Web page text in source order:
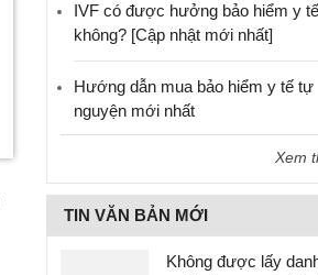
IVF có được hưởng bảo hiểm y tế
không? [Cập nhật mới nhất]
Hướng dẫn mua bảo hiểm y tế tự
nguyện mới nhất
Xem
TIN VĂN BẢN MỚI
Không được lấy